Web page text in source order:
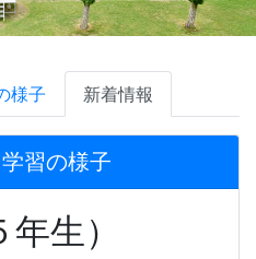
様子 新着情報
習の様子
生）